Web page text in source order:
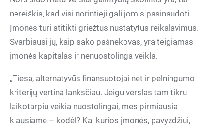
nereiškia, kad visi norintieji gali jomis pasinaudoti.
Įmonės turi atitikti griežtus nustatytus reikalavimus.
Svarbiausi jų, kaip sako pašnekovas, yra teigiamas
įmonės kapitalas ir nenuostolinga veikla.
„Tiesa, alternatyvūs finansuotojai net ir pelningumo
kriterijų vertina lanksčiau. Jeigu verslas tam tikru
laikotarpiu veikia nuostolingai, mes pirmiausia
klausiame – kodėl? Kai kurios įmonės, pavyzdžiui,